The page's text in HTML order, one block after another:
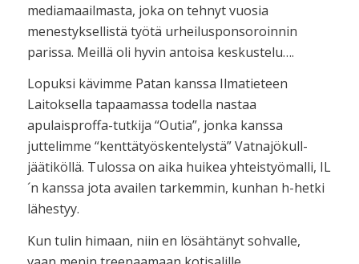
mediamaailmasta, joka on tehnyt vuosia
menestyksellistä työtä urheilusponsoroinnin
parissa. Meillä oli hyvin antoisa keskustelu….
Lopuksi kävimme Patan kanssa Ilmatieteen
Laitoksella tapaamassa todella nastaa
apulaisproffa-tutkija “Outia”, jonka kanssa
juttelimme “kenttätyöskentelystä” Vatnajökull-
jäätiköllä. Tulossa on aika huikea yhteistyömalli, IL
´n kanssa jota availen tarkemmin, kunhan h-hetki
lähestyy.
Kun tulin himaan, niin en lösähtänyt sohvalle,